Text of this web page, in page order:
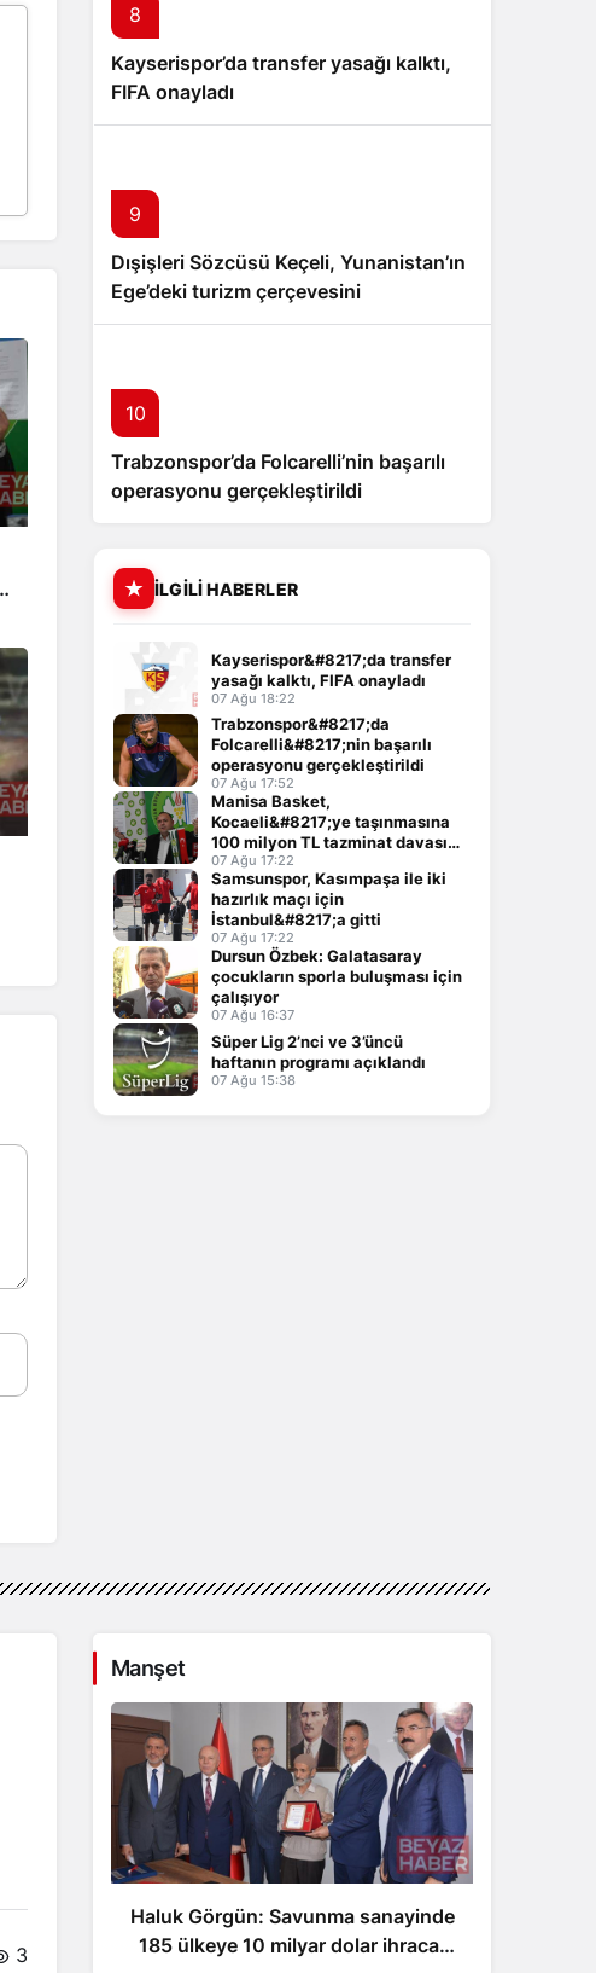
8
Kayserispor’da transfer yasağı kalktı,
FIFA onayladı
9
Dışişleri Sözcüsü Keçeli, Yunanistan’ın
Ege’deki turizm çerçevesini
değerlendirdi
10
Trabzonspor’da Folcarelli’nin başarılı
operasyonu gerçekleştirildi
İLGILI HABERLER
Kayserispor&#8217;da transfer
yasağı kalktı, FIFA onayladı
07 Ağu 18:22
Trabzonspor&#8217;da
Folcarelli&#8217;nin başarılı
operasyonu gerçekleştirildi
07 Ağu 17:52
Manisa Basket,
Kocaeli&#8217;ye taşınmasına
100 milyon TL tazminat davası
açtı
07 Ağu 17:22
Samsunspor, Kasımpaşa ile iki
hazırlık maçı için
İstanbul&#8217;a gitti
07 Ağu 17:22
Dursun Özbek: Galatasaray
çocukların sporla buluşması için
çalışıyor
07 Ağu 16:37
Süper Lig 2’nci ve 3’üncü
haftanın programı açıklandı
07 Ağu 15:38
3
Manşet
Haluk Görgün: Savunma sanayinde
185 ülkeye 10 milyar dolar ihracat